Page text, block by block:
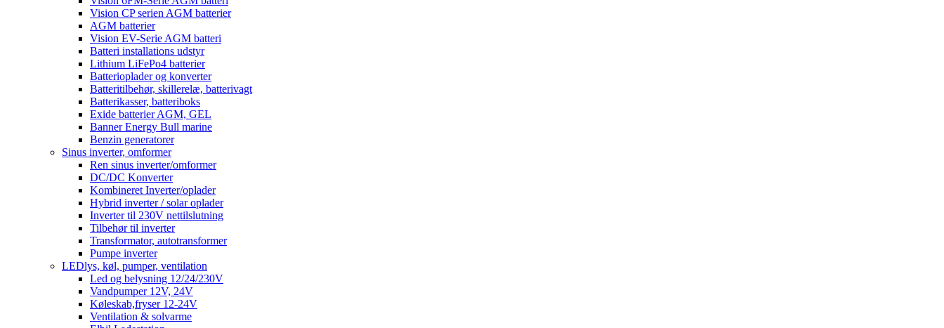
Vision CP serien AGM batterier
AGM batterier
Vision EV-Serie AGM batteri
Batteri installations udstyr
Lithium LiFePo4 batterier
Batterioplader og konverter
Batteritilbehør, skillerelæ, batterivagt
Batterikasser, batteriboks
Exide batterier AGM, GEL
Banner Energy Bull marine
Benzin generatorer
Sinus inverter, omformer
Ren sinus inverter/omformer
DC/DC Konverter
Kombineret Inverter/oplader
Hybrid inverter / solar oplader
Inverter til 230V nettilslutning
Tilbehør til inverter
Transformator, autotransformer
Pumpe inverter
LEDlys, køl, pumper, ventilation
Led og belysning 12/24/230V
Vandpumper 12V, 24V
Køleskab,fryser 12-24V
Ventilation & solvarme